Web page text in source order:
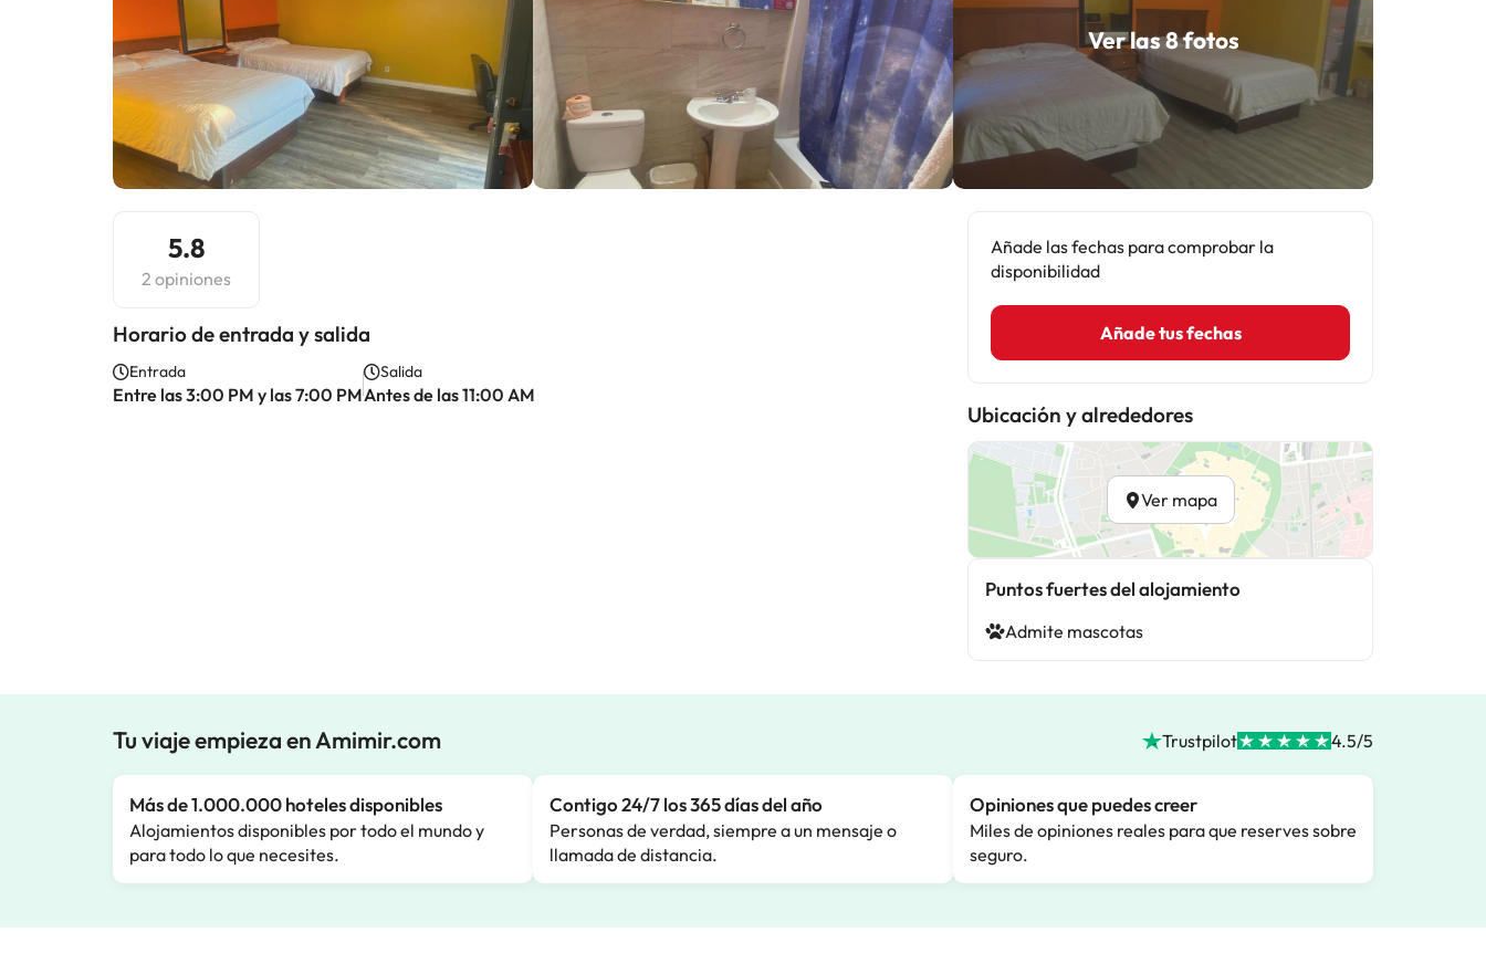
Ver las 8 fotos
5.8
2 opiniones
Horario de entrada y salida
Entrada
Entre las 3:00 PM y las 7:00 PM
Salida
Antes de las 11:00 AM
Añade las fechas para comprobar la
disponibilidad
Añade tus fechas
Ubicación y alrededores
Ver mapa
Puntos fuertes del alojamiento
Admite mascotas
Tu viaje empieza en Amimir.com Trustpilot 4.5/5
Más de 1.000.000 hoteles disponibles
Alojamientos disponibles por todo el mundo y
para todo lo que necesites.
Contigo 24/7 los 365 días del año
Personas de verdad, siempre a un mensaje o
llamada de distancia.
Opiniones que puedes creer
Miles de opiniones reales para que reserves sobre
seguro.